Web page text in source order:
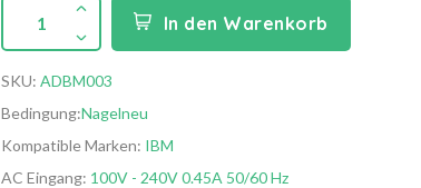
1 In den Warenkorb
SKU: ADBM003
Bedingung:Nagelneu
Kompatible Marken: IBM
AC Eingang: 100V - 240V 0.45A 50/60 Hz